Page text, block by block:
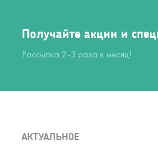
Получайте акции и
Рассылка 2-3 раза в месяц!
АКТУАЛЬНОЕ